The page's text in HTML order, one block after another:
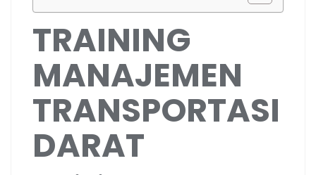
TRAINING
MANAJEMEN
TRANSPORTASI
DARAT